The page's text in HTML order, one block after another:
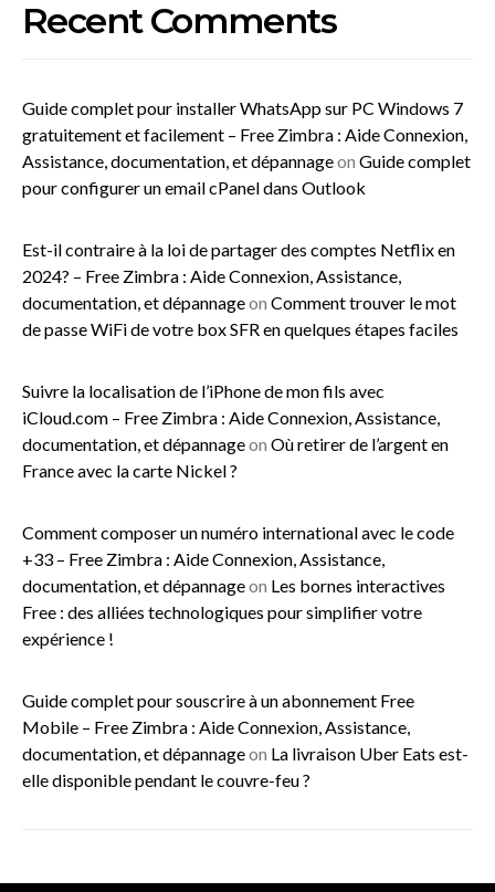
Recent Comments
Guide complet pour installer WhatsApp sur PC Windows 7
gratuitement et facilement – Free Zimbra : Aide Connexion,
Assistance, documentation, et dépannageon Guide complet
pour configurer un email cPanel dans Outlook
Est-il contraire à la loi de partager des comptes Netflix en
2024? – Free Zimbra : Aide Connexion, Assistance,
documentation, et dépannageon Comment trouver le mot
de passe WiFi de votre box SFR en quelques étapes faciles
Suivre la localisation de l’iPhone de mon fils avec
iCloud.com – Free Zimbra : Aide Connexion, Assistance,
documentation, et dépannageon Où retirer de l’argent en
France avec la carte Nickel ?
Comment composer un numéro international avec le code
+33 – Free Zimbra : Aide Connexion, Assistance,
documentation, et dépannageon Les bornes interactives
Free : des alliées technologiques pour simplifier votre
expérience !
Guide complet pour souscrire à un abonnement Free
Mobile – Free Zimbra : Aide Connexion, Assistance,
documentation, et dépannageon La livraison Uber Eats est-
elle disponible pendant le couvre-feu ?